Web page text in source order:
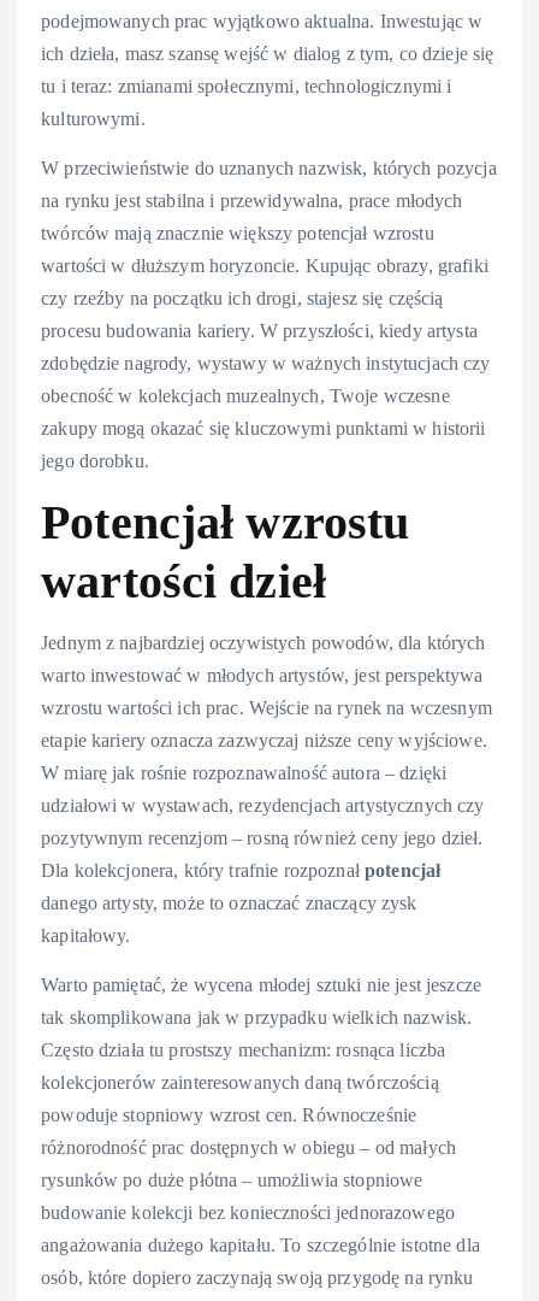
podejmowanych prac wyjątkowo aktualna. Inwestując w
ich dzieła, masz szansę wejść w dialog z tym, co dzieje się
tu i teraz: zmianami społecznymi, technologicznymi i
kulturowymi.
W przeciwieństwie do uznanych nazwisk, których pozycja
na rynku jest stabilna i przewidywalna, prace młodych
twórców mają znacznie większy potencjał wzrostu
wartości w dłuższym horyzoncie. Kupując obrazy, grafiki
czy rzeźby na początku ich drogi, stajesz się częścią
procesu budowania kariery. W przyszłości, kiedy artysta
zdobędzie nagrody, wystawy w ważnych instytucjach czy
obecność w kolekcjach muzealnych, Twoje wczesne
zakupy mogą okazać się kluczowymi punktami w historii
jego dorobku.
Potencjał wzrostu
wartości dzieł
Jednym z najbardziej oczywistych powodów, dla których
warto inwestować w młodych artystów, jest perspektywa
wzrostu wartości ich prac. Wejście na rynek na wczesnym
etapie kariery oznacza zazwyczaj niższe ceny wyjściowe.
W miarę jak rośnie rozpoznawalność autora – dzięki
udziałowi w wystawach, rezydencjach artystycznych czy
pozytywnym recenzjom – rosną również ceny jego dzieł.
Dla kolekcjonera, który trafnie rozpoznałpotencjał
danego artysty, może to oznaczać znaczący zysk
kapitałowy.
Warto pamiętać, że wycena młodej sztuki nie jest jeszcze
tak skomplikowana jak w przypadku wielkich nazwisk.
Często działa tu prostszy mechanizm: rosnąca liczba
kolekcjonerów zainteresowanych daną twórczością
powoduje stopniowy wzrost cen. Równocześnie
różnorodność prac dostępnych w obiegu – od małych
rysunków po duże płótna – umożliwia stopniowe
budowanie kolekcji bez konieczności jednorazowego
angażowania dużego kapitału. To szczególnie istotne dla
osób, które dopiero zaczynają swoją przygodę na rynku